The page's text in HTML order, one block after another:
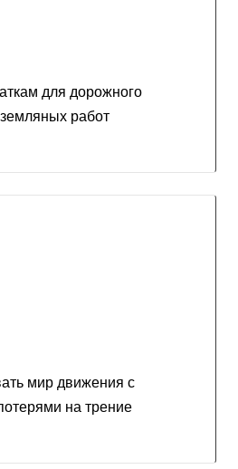
для дорожного
работ
мир движения с
на трение